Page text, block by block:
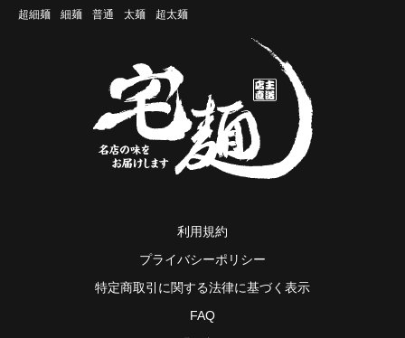
超細麺
細麺 普通 太麺 超太麺
利用規約
プライバシーポリシー
特定商取引に関する法律に基づく表示
FAQ